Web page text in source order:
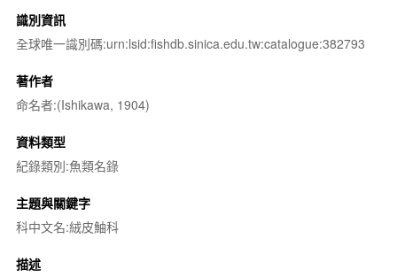
識別資訊
全球唯一識別碼:urn:lsid:fishdb.sinica.edu.tw:catalogue:382793
著作者
命名者:(Ishikawa, 1904)
資料類型
紀錄類別:魚類名錄
主題與關鍵字
科中文名:絨皮鮋科
描述